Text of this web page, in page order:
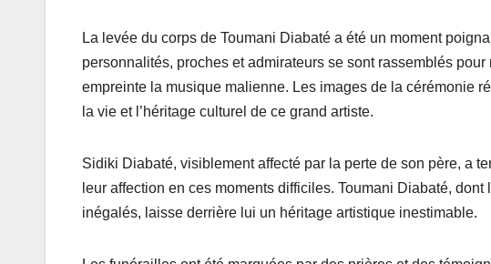
La levée du corps de Toumani Diabaté a été un moment
personnalités, proches et admirateurs se sont rassemblés
empreinte la musique malienne. Les images de la cérémonie
la vie et l’héritage culturel de ce grand artiste.
Sidiki Diabaté, visiblement affecté par la perte de son père, a
leur affection en ces moments difficiles. Toumani Diabaté,
inégalés, laisse derrière lui un héritage artistique inestimable.